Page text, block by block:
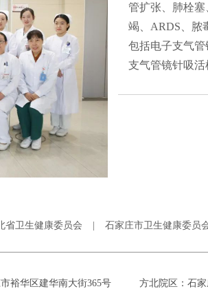
管扩张、肺栓
竭、ARDS、脓
包括电子支气
支气管镜针吸活
省卫生健康委员会 | 石家庄市卫生健康委员
裕华区建华南大街365号 方北院区：石